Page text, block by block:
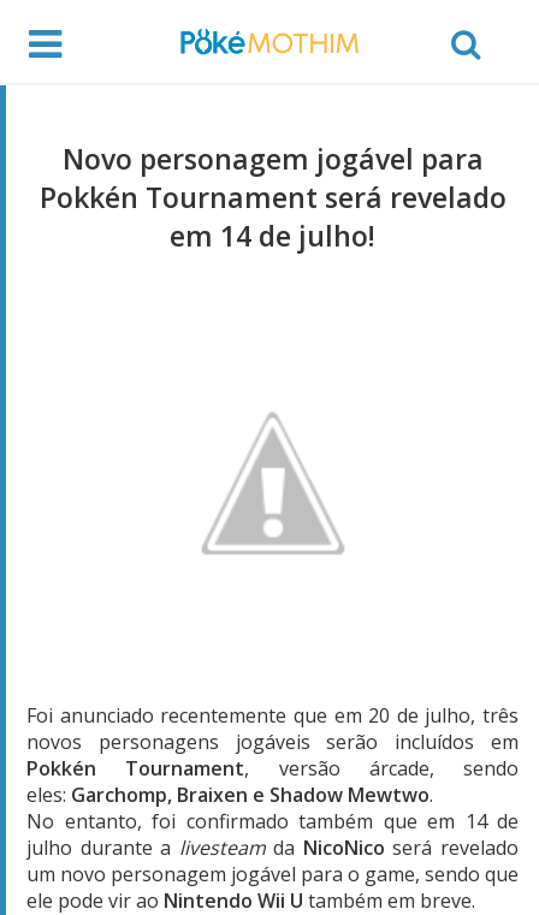
Novo personagem jogável para
Pokkén Tournament será revelado
em 14 de julho!
Foi anunciado recentemente que em 20 de julho, três
novos personagens jogáveis serão incluídos em
Pokkén Tournament, versão árcade, sendo
eles: Garchomp, Braixen e Shadow Mewtwo.
No entanto, foi confirmado também que em 14 de
julho durante a livesteamda NicoNico será revelado
um novo personagem jogável para o game, sendo que
ele pode vir ao Nintendo Wii U também em breve.